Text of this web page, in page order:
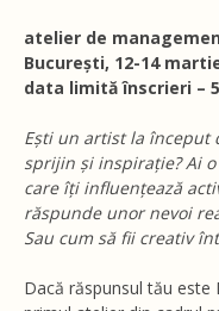
atelier de
București, 12-14
data limită înscrieri –
Ești un artist la început
sprijin și inspirație? Ai
care îți influențează
răspunde unor nevoi
Sau cum să fii creativ
Dacă răspunsul tău